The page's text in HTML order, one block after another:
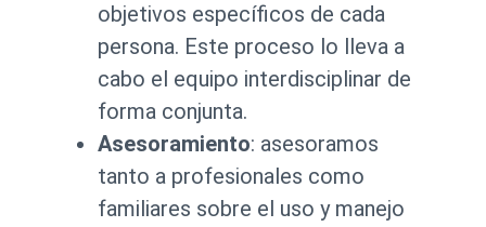
objetivos específicos de cada
persona. Este proceso lo lleva a
cabo el equipo interdisciplinar de
forma conjunta.
Asesoramiento: asesoramos
tanto a profesionales como
familiares sobre el uso y manejo